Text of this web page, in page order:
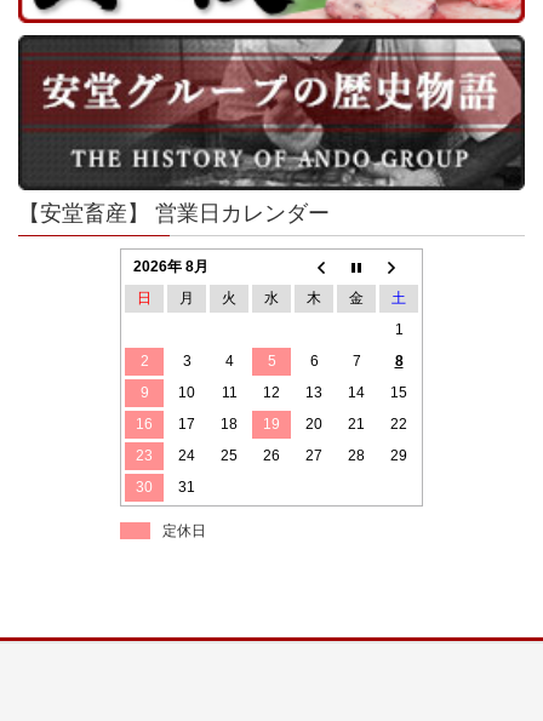
【安堂畜産】 営業日カレンダー
2026年 8月
日
月 火 水 木 金
土
1
2
3 4 5 6 7
8
9
10 11 12 13 14
15
16
17 18 19 20 21
22
23
24 25 26 27 28
29
30
31
定休日